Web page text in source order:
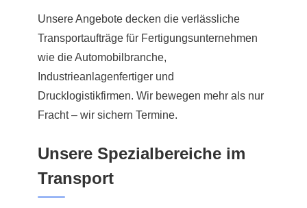
Unsere Angebote decken die verlässliche
Transportaufträge für Fertigungsunternehmen
wie die Automobilbranche,
Industrieanlagenfertiger und
Drucklogistikfirmen. Wir bewegen mehr als nur
Fracht – wir sichern Termine.
Unsere Spezialbereiche im
Transport